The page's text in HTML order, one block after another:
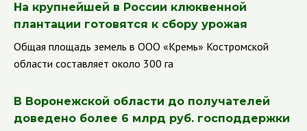
На крупнейшей в России клюквенной
плантации готовятся к сбору урожая
Общая площадь земель в ООО «Кремь» Костромской
области составляет около 300 га
В Воронежской области до получателей
доведено более 6 млрд руб. господдержки